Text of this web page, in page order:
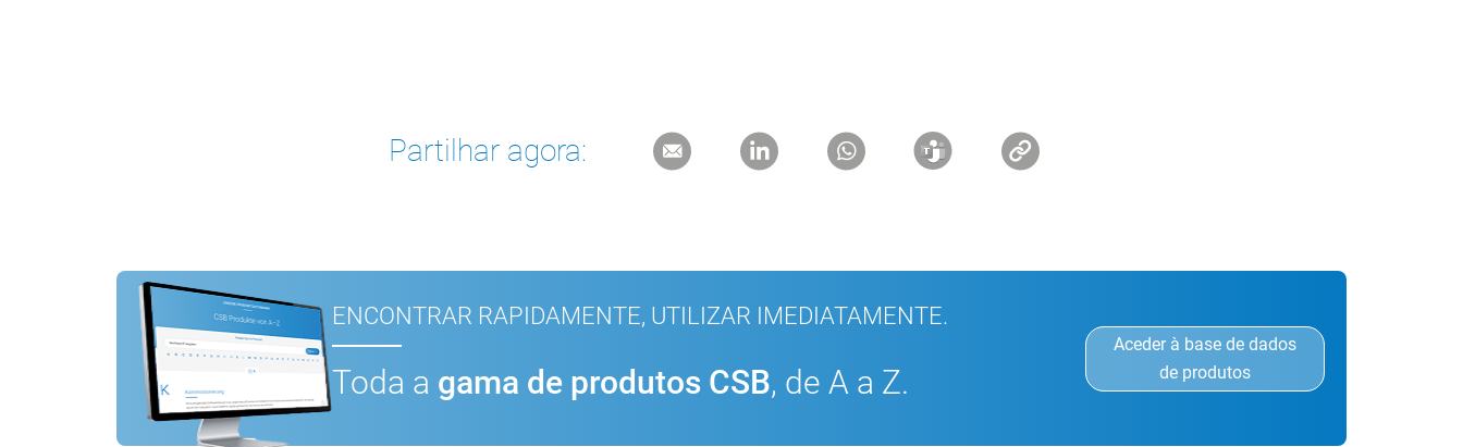
Partilhar agora:
ENCONTRAR RAPIDAMENTE, UTILIZAR IMEDIATAMENTE.
Toda a gama de produtos CSB, de A a Z.
Aceder à base de dados
de produtos